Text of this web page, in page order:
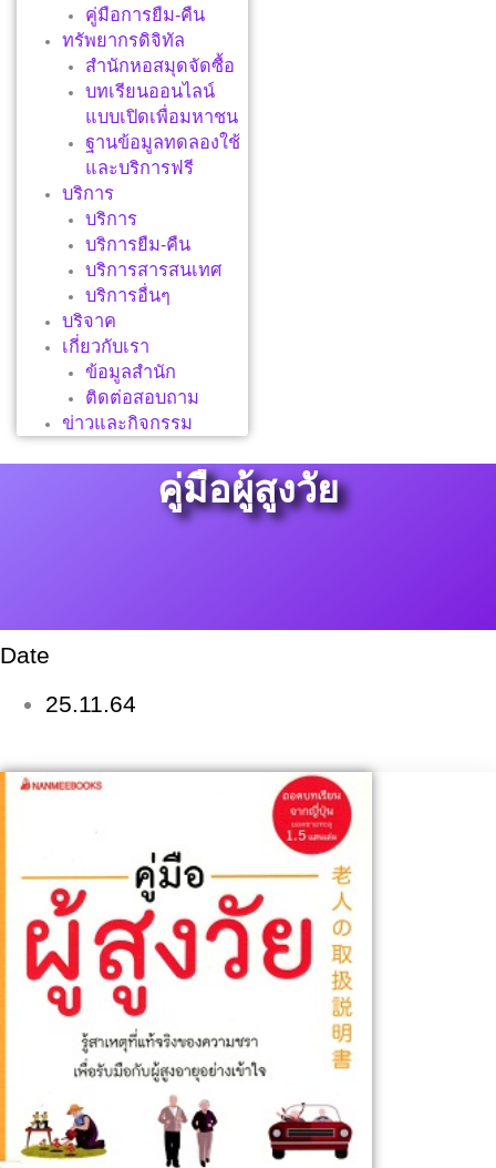
คู่มือการยืม-คืน
ทรัพยากรดิจิทัล
สำนักหอสมุดจัดซื้อ
บทเรียนออนไลน์
แบบเปิดเพื่อมหาชน
ฐานข้อมูลทดลองใช้
และบริการฟรี
บริการ
บริการ
บริการยืม-คืน
บริการสารสนเทศ
บริการอื่นๆ
บริจาค
เกี่ยวกับเรา
ข้อมูลสำนัก
ติดต่อสอบถาม
ข่าวและกิจกรรม
คู่มือผู้สูงวัย
Date
25.11.64